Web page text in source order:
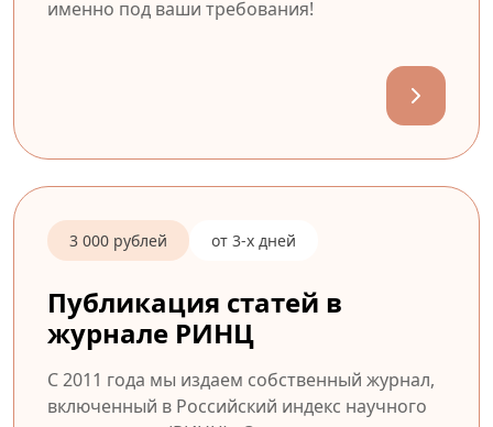
именно под ваши требования!
3 000 рублей от 3-х дней
Публикация статей в
журнале РИНЦ
С 2011 года мы издаем собственный журнал,
включенный в Российский индекс научного